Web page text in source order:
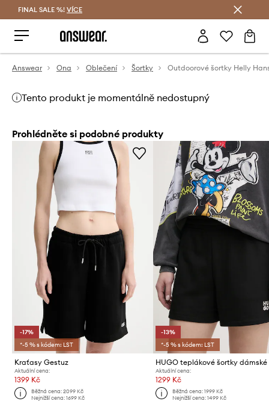
FINAL SALE %! VÍCE
Answear Ona Oblečení Šortky
Tento produkt je momentálně nedostupný
Prohlédněte si podobné produkty
-17%
*-5 % s kódem: LST
Kraťasy Gestuz
Aktuální cena:
1399 Kč
Běžná cena:2099 Kč
Nejnižší cena:1699 Kč
-13%
*-5 % s kódem: LST
Aktuální cena:
1299 Kč
Běžná cena: 1999 Kč
Nejnižší cena: 1499 Kč